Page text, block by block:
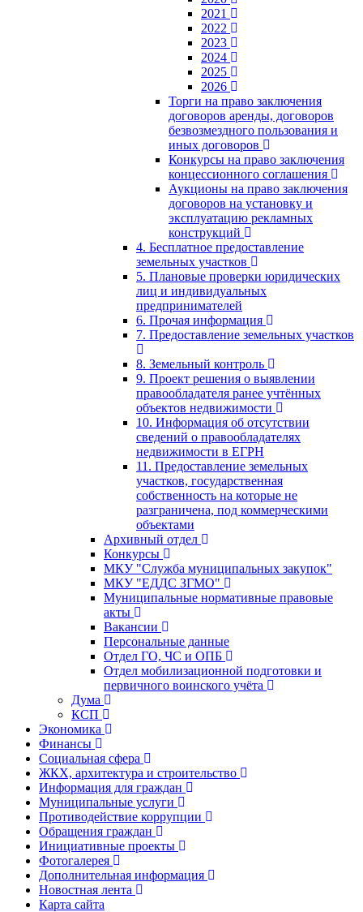
2021
2022
2023
2024
2025
2026
Торги на право заключения
договоров аренды, договоров
безвозмездного пользования и
иных договоров
Конкурсы на право заключения
концессионного соглашения
Аукционы на право заключения
договоров на установку и
эксплуатацию рекламных
конструкций
4. Бесплатное предоставление
земельных участков
5. Плановые проверки юридических
лиц и индивидуальных
предпринимателей
6. Прочая информация
7. Предоставление земельных участков
8. Земельный контроль
9. Проект решения о выявлении
правообладателя ранее учтённых
объектов недвижимости
10. Информация об отсутствии
сведений о правообладателях
недвижимости в ЕГРН
11. Предоставление земельных
участков, государственная
собственность на которые не
разграничена, под коммерческими
объектами
Архивный отдел
Конкурсы
МКУ "Служба муниципальных закупок"
МКУ "ЕДДС ЗГМО"
Муниципальные нормативные правовые
акты
Вакансии
Персональные данные
Отдел ГО, ЧС и ОПБ
Отдел мобилизационной подготовки и
первичного воинского учёта
Дума
КСП
Экономика
Финансы
Социальная сфера
ЖКХ, архитектура и строительство
Информация для граждан
Муниципальные услуги
Противодействие коррупции
Обращения граждан
Инициативные проекты
Фотогалерея
Дополнительная информация
Новостная лента
Карта сайта